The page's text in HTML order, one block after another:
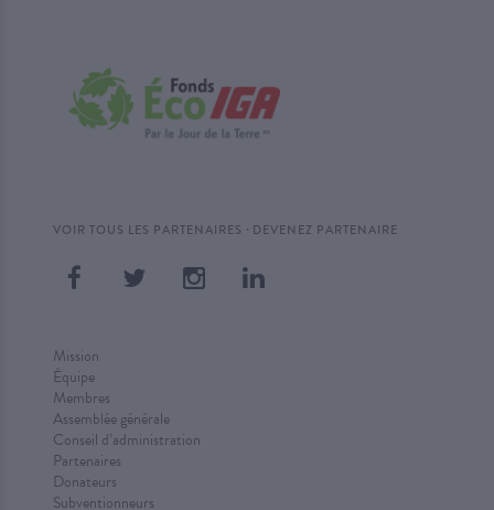
VOIR TOUS LES PARTENAIRES · DEVENEZ PARTENAIRE
Mission
Équipe
Membres
Assemblée générale
Conseil d’administration
Partenaires
Donateurs
Subventionneurs